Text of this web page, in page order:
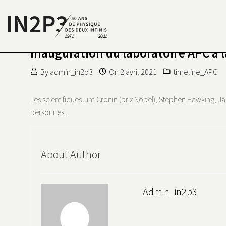
Skip to content
50 ANS DE PHYSIQUE
DEUX INFINISInauguration du laboratoire APC à
By admin_in2p3 On 2 avril 2021 timeline_APC
Les scientifiques Jim Cronin (prix Nobel), Stephen Hawking,
personnes.
About Author
Admin_in2p3